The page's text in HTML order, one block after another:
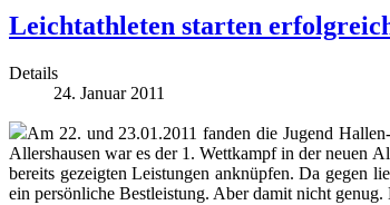
Leichtathleten starten
Details
24. Januar 2011
Am 22. und 23.01.2011 fanden die Jugend
Allershausen war es der 1. Wettkampf in der neuen
bereits gezeigten Leistungen anknüpfen. Da gegen
ein persönliche Bestleistung. Aber damit nicht